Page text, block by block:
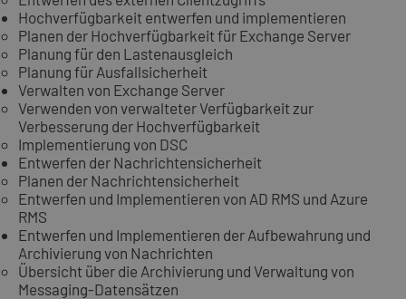
Hochverfügbarkeit entwerfen und implementieren
Planen der Hochverfügbarkeit für Exchange Server
Planung für den Lastenausgleich
Planung für Ausfallsicherheit
Verwalten von Exchange Server
Verwenden von verwalteter Verfügbarkeit zur
Verbesserung der Hochverfügbarkeit
Implementierung von DSC
Entwerfen der Nachrichtensicherheit
Planen der Nachrichtensicherheit
Entwerfen und Implementieren von AD RMS und Azure
RMS
Entwerfen und Implementieren der Aufbewahrung und
Archivierung von Nachrichten
Übersicht über die Archivierung und Verwaltung von
Messaging-Datensätzen